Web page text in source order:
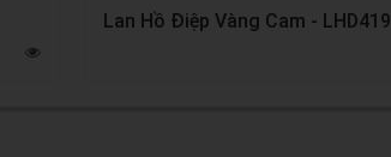
Lan Hồ Điệp Vàng Cam - LHD419